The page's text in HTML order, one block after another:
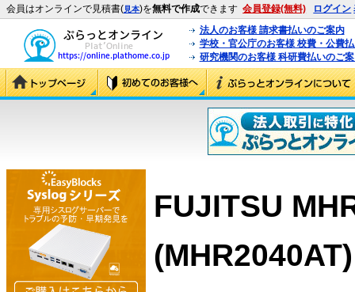
会員はオンラインで見積書(見本)を無料で作成できます 会員登録(無料) ログイン
法人のお客様 請求書払いのご案内
学校・官公庁のお客様 校費・公費
研究機関のお客様 科研費払いのご
FUJITSU
(MHR2040AT)